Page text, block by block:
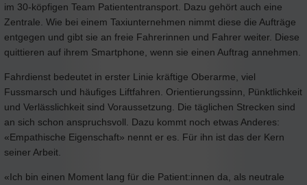
im 30-köpfigen Team Patiententransport. Dazu gehört auch eine
Zentrale. Wie bei einem Taxiunternehmen nimmt diese die Aufträge
entgegen und gibt sie an freie Fahrerinnen und Fahrer weiter. Diese
quittieren auf ihrem Smartphone, wenn sie einen Auftrag annehmen.
Fahrdienst bedeutet in erster Linie kräftige Oberarme, viel
Fussmarsch und häufiges Liftfahren. Orientierungssinn, Pünktlichkeit
und Verlässlichkeit sind Voraussetzung. Die täglichen Strecken sind
an sich schon anspruchsvoll. Dazu kommt noch etwas Anderes:
«Empathische Eigenschaft» nennt er es. Für ihn ist das der Kern
seiner Arbeit.
«Ich bin einen Moment lang für die Patient:innen da, als neutrale